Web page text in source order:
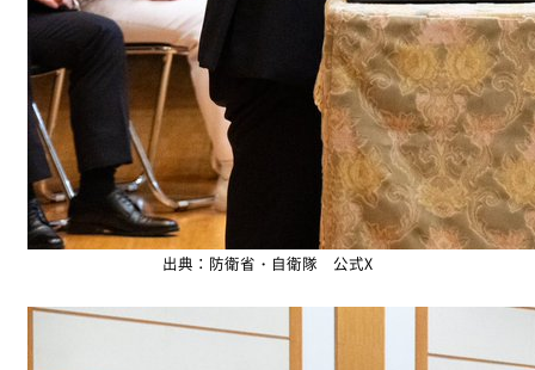
出典：防衛省・自衛隊 公式X